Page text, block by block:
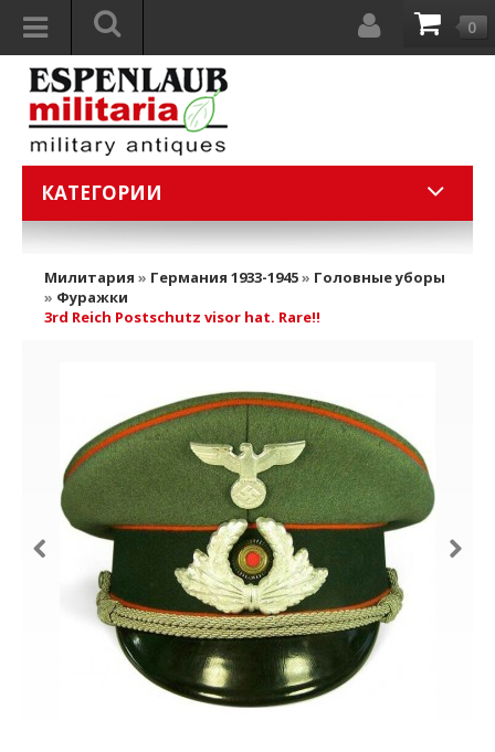
0
КАТЕГОРИИ
Милитария » Германия 1933-1945» Головные уборы
» Фуражки
3rd Reich Postschutz visor hat. Rare!!